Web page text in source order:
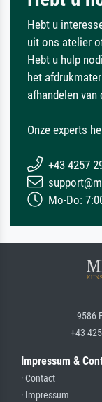
Hebt u
uit ons atelier
Hebt u hulp
het
afhandelen van
Onze experts
+43 4257
Mo-Do:
9586
+43
Impressum &
· Contact
· Impressum